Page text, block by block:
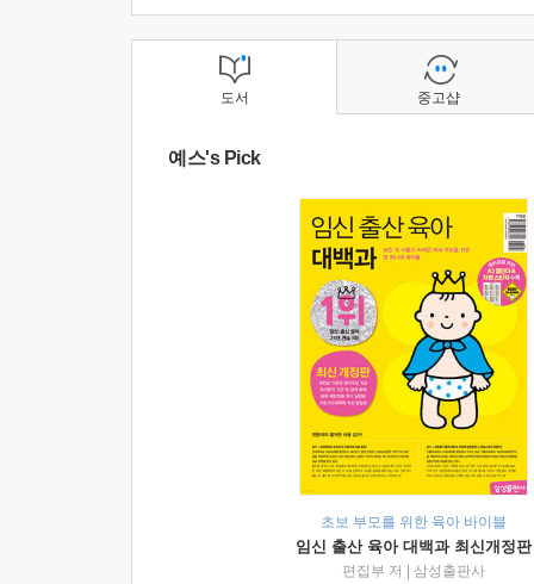
도서
예스's Pick
초보 부모를 위한 육아 바이블
임신 출산 육아 대백과 최신개정판
편집부 저
삼성출판사
중고샵